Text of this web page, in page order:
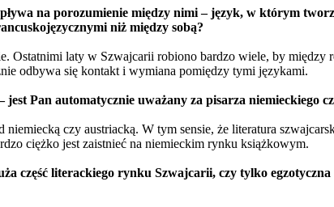
na porozumienie między nimi – język, w którym
niż między sobą?
Ostatnimi laty w Szwajcarii robiono bardzo wiele, by
odbywa się kontakt i wymiana pomiędzy tymi językami.
Pan automatycznie uważany za pisarza niemieckiego
czy austriacką. W tym sensie, że literatura
ciężko jest zaistnieć na niemieckim rynku książkowym.
część literackiego rynku Szwajcarii, czy tylko